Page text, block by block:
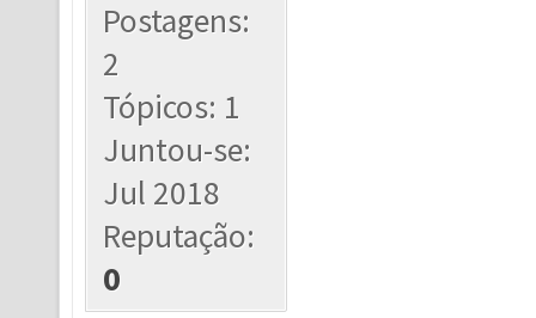
Postagens:
2
Tópicos: 1
Juntou-se:
Jul 2018
Reputação:
0